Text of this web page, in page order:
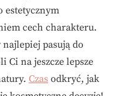
estetycznym
cech charakteru.
pasują do
Ci na jeszcze lepsze
Czas odkryć, jak